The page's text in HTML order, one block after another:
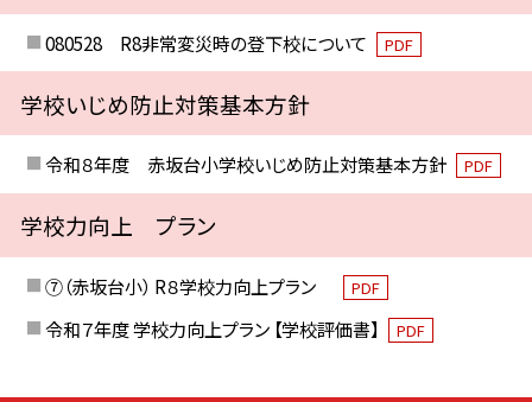
080528 R8非常変災時の登下校について PDF
学校いじめ防止対策基本方針
令和８年度 赤坂台小学校いじめ防止対策基本方針 PDF
学校力向上 プラン
⑦（赤坂台小） R８学校力向上プラン PDF
令和７年度 学校力向上プラン 【学校評価書】 PDF